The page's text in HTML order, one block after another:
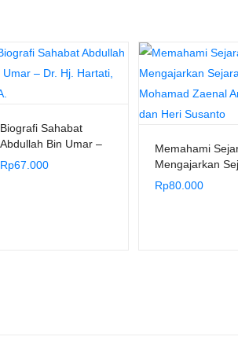
Biografi Sahabat
Abdullah Bin Umar –
Dr. Hj. Hartati, M.A.
Rp67.000
Memahami
Mengajarkan
– Mohamad
Arifin Anis dan
Rp80.000